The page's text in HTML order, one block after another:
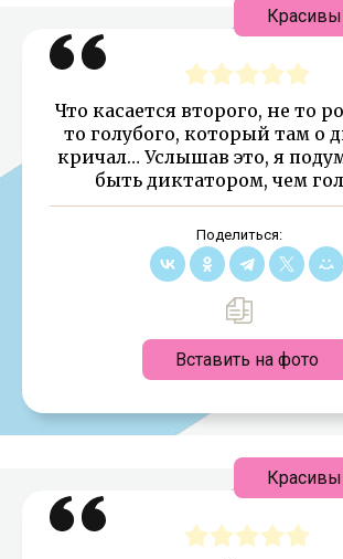
Что касается второго, не то
то голубого, который там о
кричал… Услышав это, я
быть диктатором, чем
Поделиться:
Вставить на фото